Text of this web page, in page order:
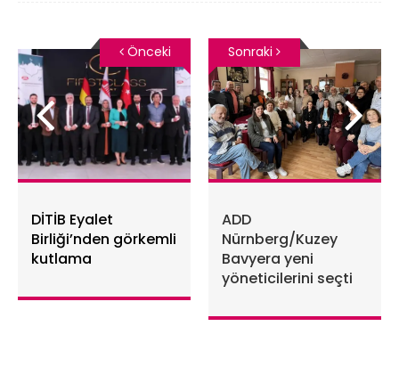
DİTİB Eyalet
Birliği’nden görkemli
kutlama
Önceki
ADD
Nürnberg/Kuzey
Bavyera yeni
yöneticilerini seçti
Sonraki